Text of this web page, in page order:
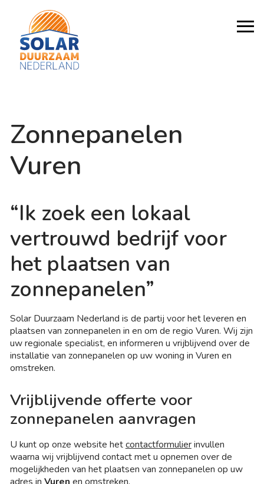
Zonnepanelen
Vuren
“Ik zoek een lokaal
vertrouwd bedrijf voor
het plaatsen van
zonnepanelen”
Solar Duurzaam Nederland is de partij voor het leveren en
plaatsen van zonnepanelen in en om de regio Vuren. Wij zijn
uw regionale specialist, en informeren u vrijblijvend over de
installatie van zonnepanelen op uw woning in Vuren en
omstreken.
Vrijblijvende offerte voor
zonnepanelen aanvragen
U kunt op onze website hetcontactformulierinvullen
waarna wij vrijblijvend contact met u opnemen over de
mogelijkheden van het plaatsen van zonnepanelen op uw